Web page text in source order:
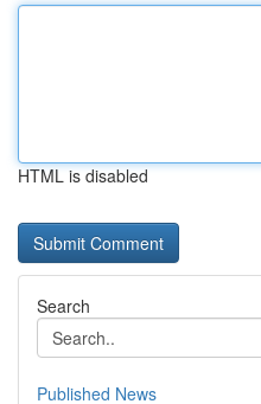
HTML is disabled
Search
Published News